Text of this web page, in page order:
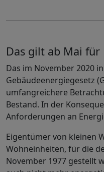
Das gilt ab Mai für
Das im November 2020
Gebäudeenergiegesetz
umfangreichere
Bestand. In der
Anforderungen an
Eigentümer von kleinen
Wohneinheiten, für die
November 1977 gestellt